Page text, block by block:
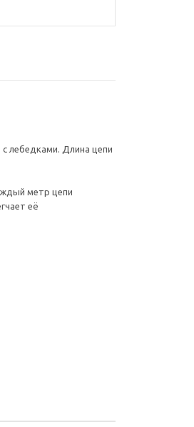
лебедками. Длина цепи
метр цепи
её